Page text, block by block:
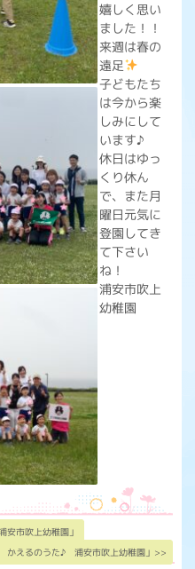
嬉しく思い
ました！！
来週は春の
遠足
子どもたち
は今から楽
しみにして
います♪
休日はゆっ
くり休ん
で、また月
曜日元気に
登園してき
て下さい
ね！
浦安市吹上
幼稚園
市吹上幼稚園」
かえるのうた♪ 浦安市吹上幼稚園」>>